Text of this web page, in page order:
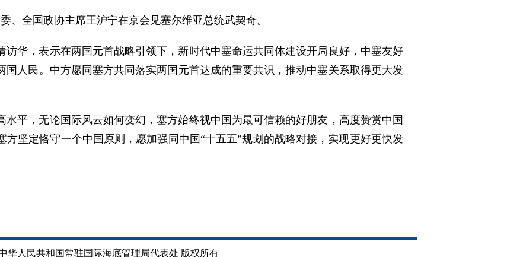
、全国政协主席王沪宁在京会见塞尔维亚总统武契奇。
访华，表示在两国元首战略引领下，新时代中塞命运共同体建设开局良好，中塞友好
国人民。中方愿同塞方共同落实两国元首达成的重要共识，推动中塞关系取得更大发
水平，无论国际风云如何变幻，塞方始终视中国为最可信赖的好朋友，高度赞赏中国
坚定恪守一个中国原则，愿加强同中国“十五五”规划的战略对接，实现更好更快发
华人民共和国常驻国际海底管理局代表处 版权所有